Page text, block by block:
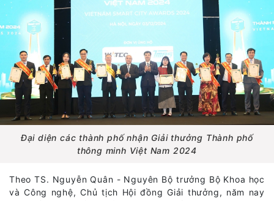
Đại diện các thành phố nhận Giải thưởng Thành phố
thông minh Việt Nam 2024
Theo TS. Nguyễn Quân - Nguyên Bộ trưởng Bộ Khoa học
và Công nghệ, Chủ tịch Hội đồng Giải thưởng, năm nay